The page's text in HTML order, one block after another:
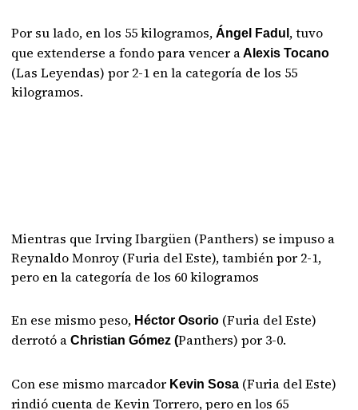
Por su lado, en los 55 kilogramos,Ángel Fadul , tuvo
que extenderse a fondo para vencer aAlexis Tocano
(Las Leyendas) por 2-1 en la categoría de los 55
kilogramos.
Mientras que Irving Ibargüen (Panthers) se impuso a
Reynaldo Monroy (Furia del Este), también por 2-1,
pero en la categoría de los 60 kilogramos
En ese mismo peso, Héctor Osorio (Furia del Este)
derrotó aChristian Gómez (Panthers) por 3-0.
Con ese mismo marcador Kevin Sosa (Furia del Este)
rindió cuenta de Kevin Torrero, pero en los 65